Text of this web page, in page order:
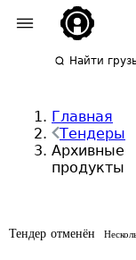
Найти
Главная
Тендеры
Архивные
продукты
Тендер отменён